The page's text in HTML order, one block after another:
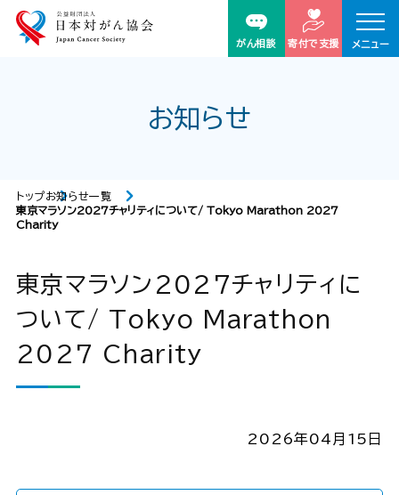
がん相談 寄付で支援 メニュー
お知らせ
トップお知らせ一覧
東京マラソン2027チャリティについて/ Tokyo Marathon 2027
Charity
東京マラソン2027チャリティに
ついて/ Tokyo Marathon
2027 Charity
2026年04月15日